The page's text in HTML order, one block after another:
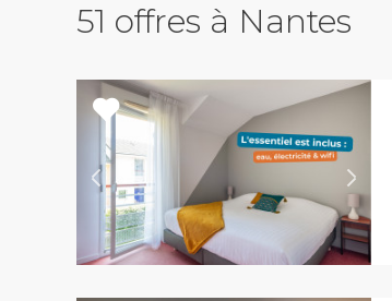
51 offres à Nantes